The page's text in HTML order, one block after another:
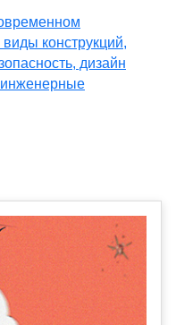
виды конструкций,
дизайн